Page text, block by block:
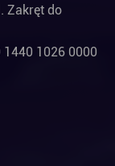
Zakręt do
1440 1026 0000